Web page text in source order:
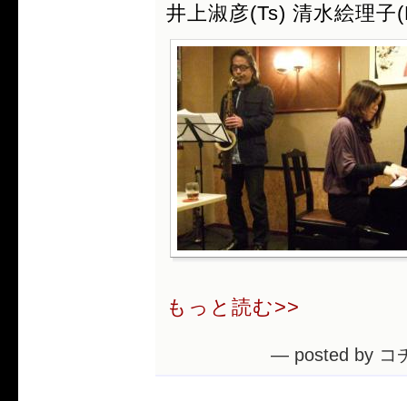
井上淑彦(Ts) 清水絵理子
もっと読む>>
— posted by コ